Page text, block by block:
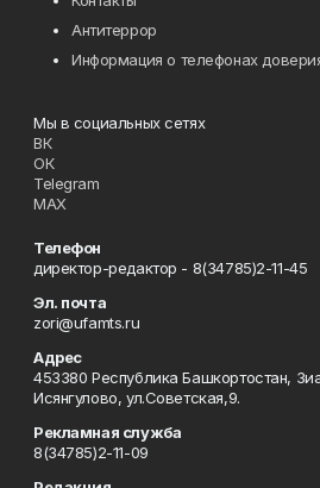
Антитеррор
Информация о телефонах
Мы в социальных сетях
ВК
ОК
Telegram
MAX
Телефон
директор-редактор - 8(34785)2-11-45
Эл. почта
zori@ufamts.ru
Адрес
453380 Республика Башкортостан,
Исянгулово, ул.Советская,9.
Рекламная служба
8(34785)2-11-09